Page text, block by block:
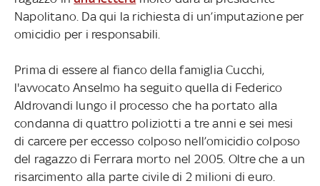
Napolitano. Da qui la richiesta di un’imputazione per
omicidio per i responsabili.
Prima di essere al fianco della famiglia Cucchi,
l'avvocato Anselmo ha seguito quella di Federico
Aldrovandi lungo il processo che ha portato alla
condanna di quattro poliziotti a tre anni e sei mesi
di carcere per eccesso colposo nell’omicidio colposo
del ragazzo di Ferrara morto nel 2005. Oltre che a un
risarcimento alla parte civile di 2 milioni di euro.